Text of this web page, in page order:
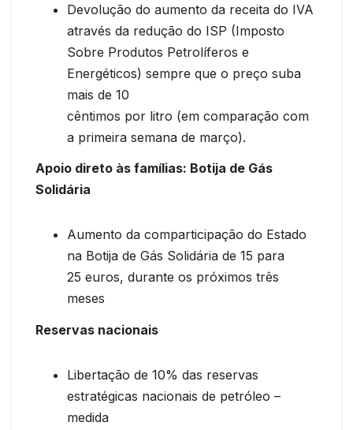
Devolução do aumento da receita do IVA
através da redução do ISP (Imposto
Sobre Produtos Petrolíferos e
Energéticos) sempre que o preço suba
mais de 10
cêntimos por litro (em comparação com
a primeira semana de março).
Apoio direto às famílias: Botija de Gás
Solidária
Aumento da comparticipação do Estado
na Botija de Gás Solidária de 15 para
25 euros, durante os próximos três
meses
Reservas nacionais
Libertação de 10% das reservas
estratégicas nacionais de petróleo –
medida